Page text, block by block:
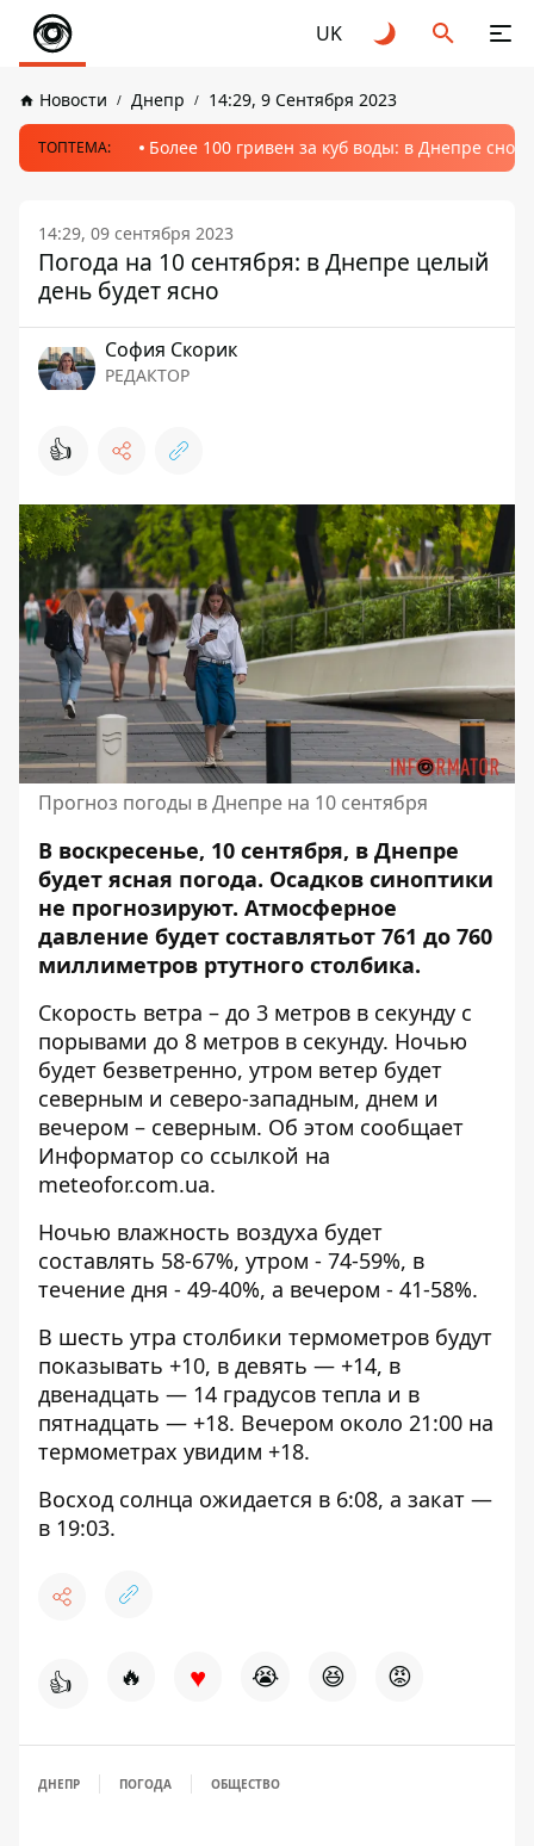
UK
Новости Днепр 14:29, 9 Сентября 2023
ТОПТЕМА: Более 100 гривен за куб воды: в Днепре
14:29, 09 сентября 2023
Погода на 10 сентября: в Днепре целый
день будет ясно
София Скорик
РЕДАКТОР
👍
Прогноз погоды в Днепре на 10 сентября
В воскресенье, 10 сентября, в Днепре
будет ясная погода. Осадков синоптики
не прогнозируют. Атмосферное
давление будет составлятьот 761 до 760
миллиметров ртутного столбика.
Скорость ветра – до 3 метров в секунду с
порывами до 8 метров в секунду. Ночью
будет безветренно, утром ветер будет
северным и северо-западным, днем ​​и
вечером – северным. Об этом сообщает
Информатор со ссылкой на
meteofor.com.ua.
Ночью влажность воздуха будет
составлять 58-67%, утром - 74-59%, в
течение дня - 49-40%, а вечером - 41-58%.
В шесть утра столбики термометров будут
показывать +10, в девять — +14, в
двенадцать — 14 градусов тепла и в
пятнадцать — +18. Вечером около 21:00 на
термометрах увидим +18.
Восход солнца ожидается в 6:08, а закат —
в 19:03.
👍 🔥 ♥ 😭 😆 😡
ДНЕПР ПОГОДА ОБЩЕСТВО